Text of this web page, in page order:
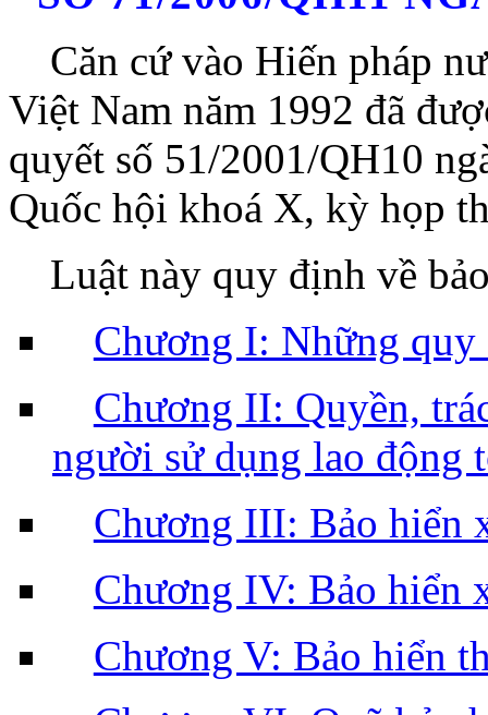
Căn cứ vào Hiến pháp
Việt Nam năm 1992 đã
quyết số 51/2001/QH10
Quốc hội khoá X, kỳ họp
Luật này quy định về
Chương I: Những quy
Chương II: Quyền,
người sử dụng lao động
Chương III: Bảo hiển
Chương IV: Bảo hiển
Chương V: Bảo hiển